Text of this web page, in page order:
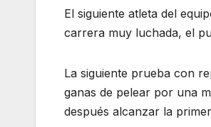
El siguiente atleta del
carrera muy luchada, el
La siguiente prueba con
ganas de pelear por una
después alcanzar la